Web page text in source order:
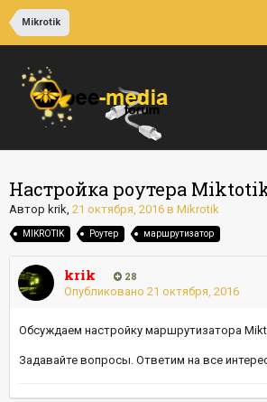
Mikrotik
Настройка роутера
Автор krik, 21 октября, 2016 в Mikrotik
MIKROTIK Роутер маршрутизатор
krik
28
Опубликовано 21 октября, 2016
Обсуждаем настройку маршрутизатора
Задавайте вопросы. Ответим на все